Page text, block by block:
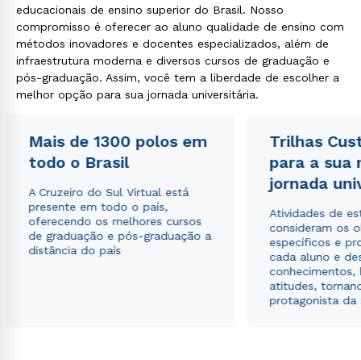
educacionais de ensino superior do Brasil. Nosso
compromisso é oferecer ao aluno qualidade de ensino com
métodos inovadores e docentes especializados, além de
infraestrutura moderna e diversos cursos de graduação e
pós-graduação. Assim, você tem a liberdade de escolher a
melhor opção para sua jornada universitária.
Mais de 1300 polos em
todo o Brasil
A Cruzeiro do Sul Virtual está
presente em todo o país,
oferecendo os melhores cursos
de graduação e pós-graduação a
distância do país
Trilhas
para a sua
jornada
Atividades de
consideram os
específicos e
cada aluno e
conhecimentos,
atitudes,
protagonista da